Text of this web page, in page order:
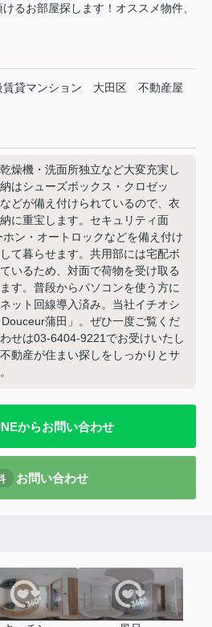
るお部屋探します！オススメ物件、
賃貸マンション 大田区
不動産屋
燥機・洗面所独立など大変充実し
はシューズボックス・クロゼッ
どが備え付けられているので、衣
に重宝します。セキュリティ面
ン・オートロックなどを備え付け
て暮らせます。共用部には宅配ボ
いるため、対面で荷物を受け取る
す。普段からパソコンを使う方に
ット回線導入済み。当社イチオシ
蒲田」。ぜひ一度ご覧くだ
せは03-6404-9221でお受けいたし
動産が住まい探しをしっかりとサ
からお問い合わせ
お問い合わせ